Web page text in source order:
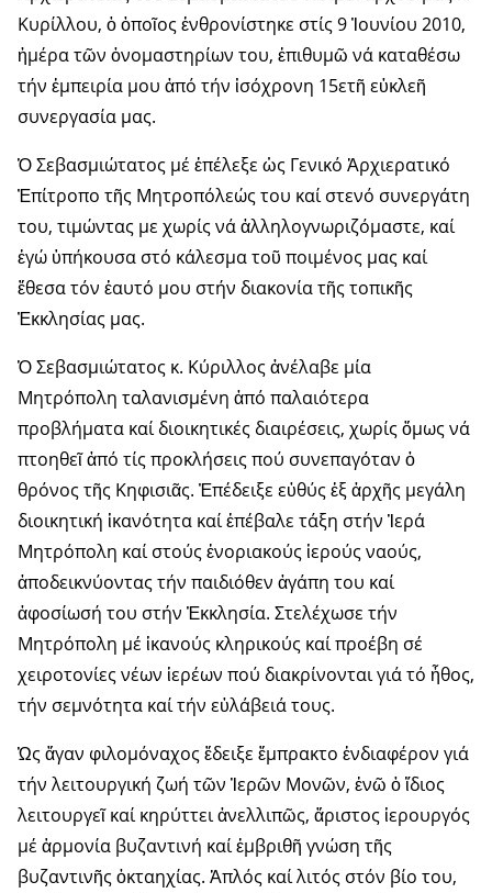
Κυρίλλου, ὁ ὁποῖος ἐνθρονίστηκε στίς 9 Ἰουνίου 2010,
ἡμέρα τῶν ὀνομαστηρίων του, ἐπιθυμῶ νά καταθέσω
τήν ἐμπειρία μου ἀπό τήν ἰσόχρονη 15ετῆ εὐκλεῆ
συνεργασία μας.
Ὁ Σεβασμιώτατος μέ ἐπέλεξε ὡς Γενικό Ἀρχιερατικό
Ἐπίτροπο τῆς Μητροπόλεώς του καί στενό συνεργάτη
του, τιμώντας με χωρίς νά ἀλληλογνωριζόμαστε, καί
ἐγώ ὑπήκουσα στό κάλεσμα τοῦ ποιμένος μας καί
ἔθεσα τόν ἑαυτό μου στήν διακονία τῆς τοπικῆς
Ἐκκλησίας μας.
Ὁ Σεβασμιώτατος κ. Κύριλλος ἀνέλαβε μία
Μητρόπολη ταλανισμένη ἀπό παλαιότερα
προβλήματα καί διοικητικές διαιρέσεις, χωρίς ὅμως νά
πτοηθεῖ ἀπό τίς προκλήσεις πού συνεπαγόταν ὁ
θρόνος τῆς Κηφισιᾶς. Ἐπέδειξε εὐθύς ἐξ ἀρχῆς μεγάλη
διοικητική ἱκανότητα καί ἐπέβαλε τάξη στήν Ἱερά
Μητρόπολη καί στούς ἐνοριακούς ἱερούς ναούς,
ἀποδεικνύοντας τήν παιδιόθεν ἀγάπη του καί
ἀφοσίωσή του στήν Ἐκκλησία. Στελέχωσε τήν
Μητρόπολη μέ ἱκανούς κληρικούς καί προέβη σέ
χειροτονίες νέων ἱερέων πού διακρίνονται γιά τό ἦθος,
τήν σεμνότητα καί τήν εὐλάβειά τους.
Ὡς ἄγαν φιλομόναχος ἔδειξε ἔμπρακτο ἐνδιαφέρον γιά
τήν λειτουργική ζωή τῶν Ἱερῶν Μονῶν, ἐνῶ ὁ ἴδιος
λειτουργεῖ καί κηρύττει ἀνελλιπῶς, ἄριστος ἱερουργός
μέ ἁρμονία βυζαντινή καί ἐμβριθῆ γνώση τῆς
βυζαντινῆς ὀκταηχίας. Ἁπλός καί λιτός στόν βίο του,